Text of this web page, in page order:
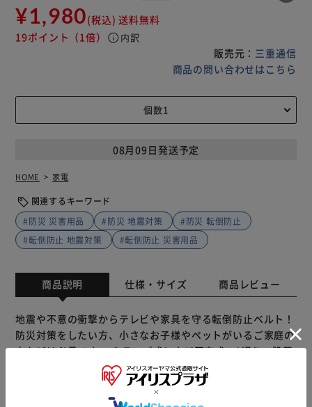
¥1,980(税込) 送料無料
19ポイント （1倍） info 内訳
販売元： 三重通信
商品の問い合わせはこちら
08月09日発送予定
HOME 家電
関連するキーワード
#防災 災害用品
#防災 地震対策
#防災 転倒防止
#転倒防止 地震対策
#転倒防止 災害用品
商品説明 仕様・サイズ 商品レビュー
地震や不意の衝撃からテレビや家具を守る転倒防止ベルト！
防災対策をしたい方、小さなお子様やペットがいるご家庭の
方などは必見です。 クランプ式とネジ固定式の2通りで設置
可能。 簡単取り付けできて、付け外しも自由。 クランプ式
なら穴開け不要で賃貸住宅でもOK。 ネジ固定式はしっかり
固定できて安心感アップ。 ナイロン＋合金製で高耐久性。